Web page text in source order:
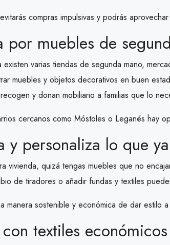
compras impulsivas y podrás
por muebles de
existen varias tiendas de segunda mano,
muebles y objetos decorativos en buen
y donan mobiliario a familias que lo
cercanos como Móstoles o Leganés hay
y personaliza lo que
vivienda, quizá tengas muebles que no
de tiradores o añadir fundas y textiles
manera sostenible y económica de dar estilo
textiles económicos